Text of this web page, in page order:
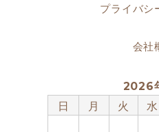
プライバシ
会社
2026
日
月 火 水